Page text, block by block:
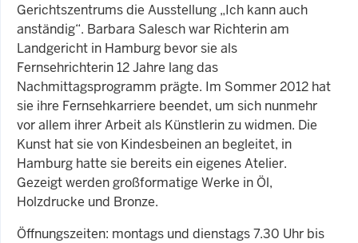
Gerichtszentrums die Ausstellung „Ich kann auch
anständig“. Barbara Salesch war Richterin am
Landgericht in Hamburg bevor sie als
Fernsehrichterin 12 Jahre lang das
Nachmittagsprogramm prägte. Im Sommer 2012 hat
sie ihre Fernsehkarriere beendet, um sich nunmehr
vor allem ihrer Arbeit als Künstlerin zu widmen. Die
Kunst hat sie von Kindesbeinen an begleitet, in
Hamburg hatte sie bereits ein eigenes Atelier.
Gezeigt werden großformatige Werke in Öl,
Holzdrucke und Bronze.
Öffnungszeiten: montags und dienstags 7.30 Uhr bis